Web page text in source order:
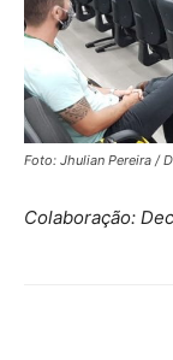
Foto: Jhulian Pereira /
Colaboração: